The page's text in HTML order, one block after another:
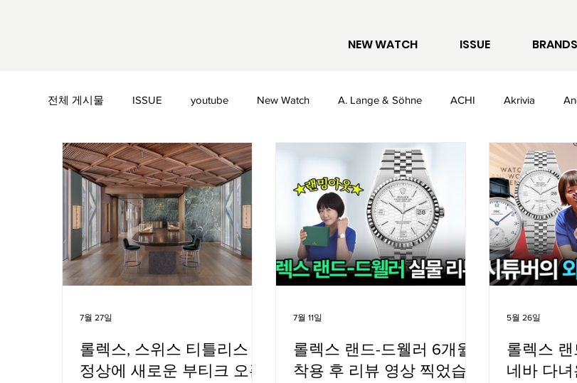
NEW WATCH ISSUE BRANDS
전체 게시물 ISSUE youtube New Watch A. Lange & Söhne ACHI Akrivia
Bell & Ross Blancpain Bovet Breitling Bulgari Cartier Casio
Chopard Chronoswiss De Bethune Empolio Armani F.P. Journe Fabergé
롤렉스, 스위스 티틀리스 산
정상에 새로운 부티크 오픈
7월 27일
롤렉스 랜드-드웰러 6개월
착용 후 리뷰 영상 찍었습니
7월 11일
롤렉스 랜
네바 다
5월 26일